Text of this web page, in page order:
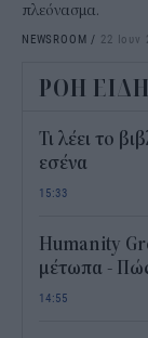
πλεόνασμα.
NEWSROOM / 22 Ιουν
ΡΟΗ
Τι λέει το
εσένα
15:33
Humanity
μέτωπα -
14:55